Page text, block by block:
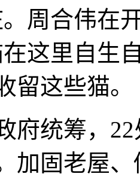
周合伟在
这里自生
留这些猫。
统筹，22
加固老屋